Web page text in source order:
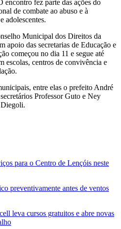
fez parte das ações do
de combate ao abuso e à
adolescentes.
Municipal dos Direitos da
apoio das secretarias de Educação e
começou no dia 11 e segue até
escolas, centros de convivência e
entre elas o prefeito André
Professor Guto e Ney
para o Centro de Lençóis neste
preventivamente antes de ventos
leva cursos gratuitos e abre novas